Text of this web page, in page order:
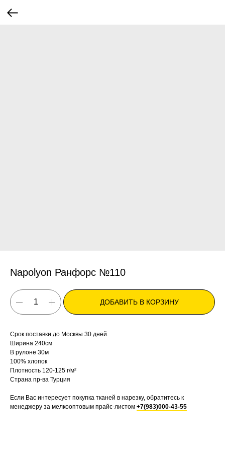
Napolyon Ранфорс №110
ДОБАВИТЬ В КОРЗИНУ
Срок поставки до Москвы 30 дней.
Ширина 240см
В рулоне 30м
100% хлопок
Плотность 120-125 г/м²
Страна пр-ва Турция
Если Вас интересует покупка тканей в нарезку, обратитесь к
менеджеру за мелкооптовым прайс-листом +7(983)000-43-55